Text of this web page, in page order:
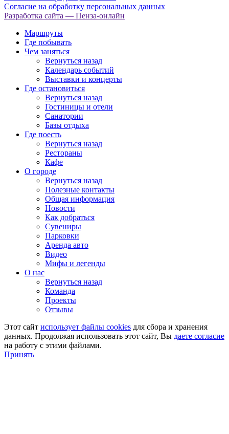
Согласие на обработку персональных данных
Разработка сайта — Пенза-онлайн
Маршруты
Где побывать
Чем заняться
Вернуться назад
Календарь событий
Выставки и концерты
Где остановиться
Вернуться назад
Гостиницы и отели
Санатории
Базы отдыха
Где поесть
Вернуться назад
Рестораны
Кафе
О городе
Вернуться назад
Полезные контакты
Общая информация
Новости
Как добраться
Сувениры
Парковки
Аренда авто
Видео
Мифы и легенды
О нас
Вернуться назад
Команда
Проекты
Отзывы
Этот сайт использует файлы cookies для сбора и хранения
данных. Продолжая использовать этот сайт, Вы даете согласие
на работу с этими файлами.
Принять